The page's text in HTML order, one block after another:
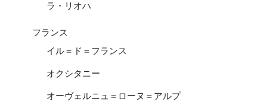
ラ・リオハ
フランス
イル＝ド＝フランス
オクシタニー
オーヴェルニュ＝ローヌ＝アルプ